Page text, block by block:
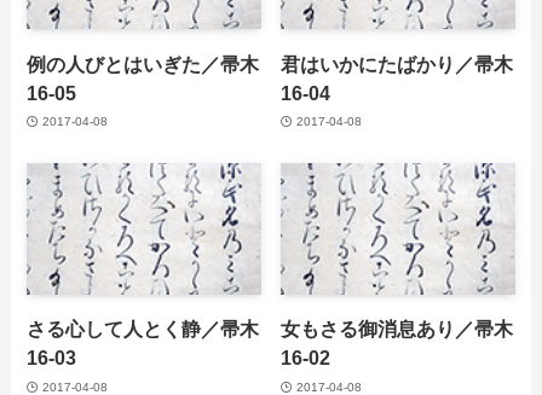
例の人びとはいぎた／帚木
16-05
2017-04-08
君はいかにたばかり／帚木
16-04
2017-04-08
さる心して人とく静／帚木
16-03
2017-04-08
女もさる御消息あり／帚木
16-02
2017-04-08